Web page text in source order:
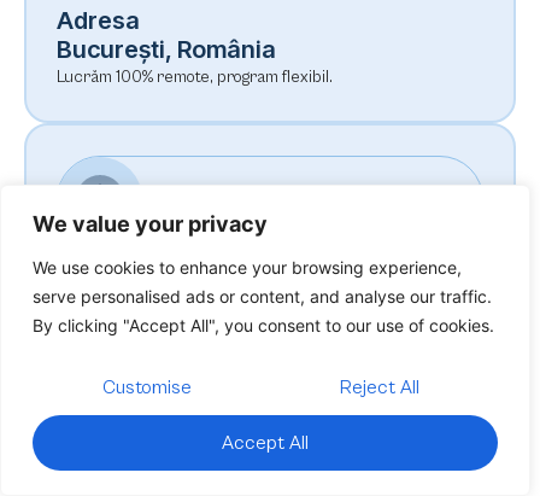
We value your privacy
We use cookies to enhance your browsing experience,
serve personalised ads or content, and analyse our traffic.
By clicking "Accept All", you consent to our use of cookies.
Customise Reject All
Accept All
Adresa
București, România
Lucrăm 100% remote, program flexibil.
Disponibilitate
Luni – Vineri, 9–19
Timp mediu de răspuns: 2 ore.
Trimite-ne un mesaj
Nu te costă nimic să stăm la o scurtă discuție.